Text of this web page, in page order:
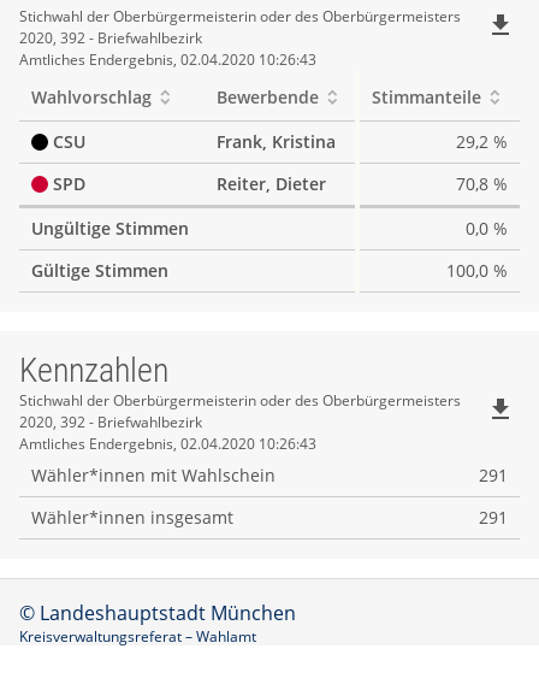
Stimmen
tabellarisch
Stichwahl der Oberbürgermeisterin oder des Oberbürgermeisters
2020, 392 - Briefwahlbezirk
Amtliches Endergebnis, 02.04.2020 10:26:43
file_download
Wahlvorschlag Bewerbende
Stimmanteile
CSU
Frank, Kristina
29,2 %
SPD
Reiter, Dieter
70,8 %
Ungültige Stimmen
0,0 %
Gültige Stimmen
100,0 %
Kennzahlen
Kennzahlen
Stichwahl der Oberbürgermeisterin oder des Oberbürgermeisters
2020, 392 - Briefwahlbezirk
Amtliches Endergebnis, 02.04.2020 10:26:43
file_download
Wähler*innen mit Wahlschein
291
Wähler*innen insgesamt
291
© Landeshauptstadt München
Kreisverwaltungsreferat – Wahlamt